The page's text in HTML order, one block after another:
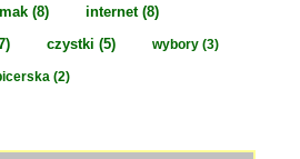
(8) internet(8)
czystki (5) wybory (3)
(2)